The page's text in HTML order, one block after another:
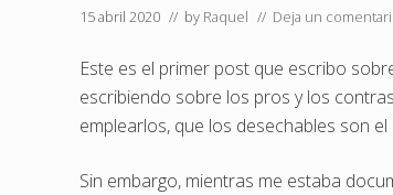
15 abril 2020 // by Raquel // Deja un
Este es el primer post que escribo
escribiendo sobre los pros y los
emplearlos, que los desechables son el
Sin embargo, mientras me estaba